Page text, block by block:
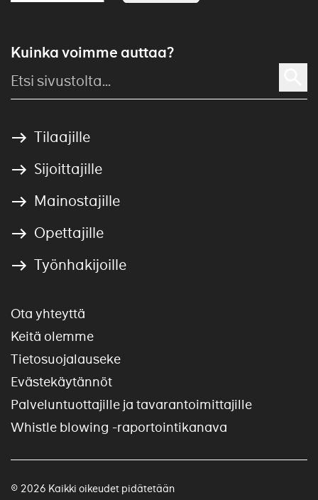
Kuinka voimme auttaa?
Tilaajille
Sijoittajille
Mainostajille
Opettajille
Työnhakijoille
Ota yhteyttä
Keitä olemme
Tietosuojalauseke
Evästekäytännöt
Palveluntuottajille ja tavarantoimittajille
Whistle blowing -raportointikanava
© 2026 Kaikki oikeudet pidätetään